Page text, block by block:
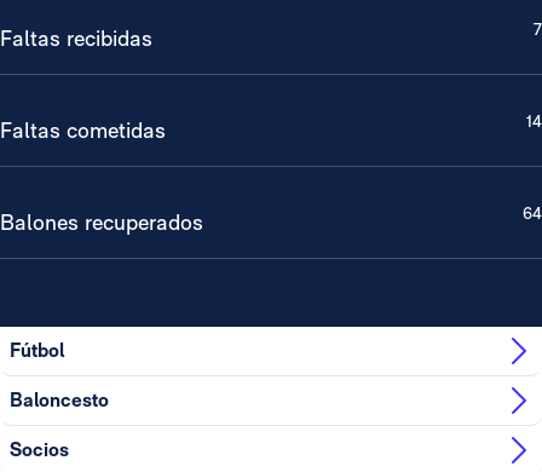
Faltas recibidas 7
Faltas cometidas 14
Balones recuperados 64
Fútbol
Baloncesto
Socios